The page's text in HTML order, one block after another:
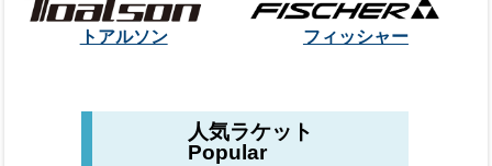
トアルソン フィッシャー
人気ラケット
Popular